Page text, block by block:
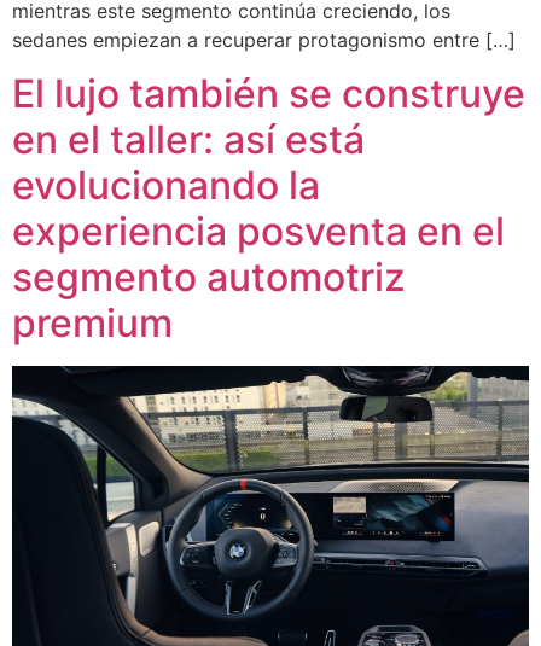
mientras este segmento continúa creciendo, los
sedanes empiezan a recuperar protagonismo entre […]
El lujo también se construye
en el taller: así está
evolucionando la
experiencia posventa en el
segmento automotriz
premium